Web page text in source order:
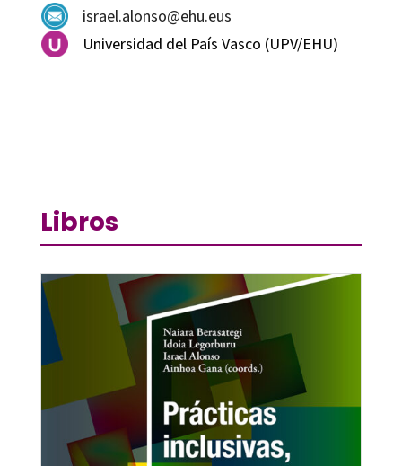
israel.alonso@ehu.eus
Universidad del País Vasco (UPV/EHU)
Libros